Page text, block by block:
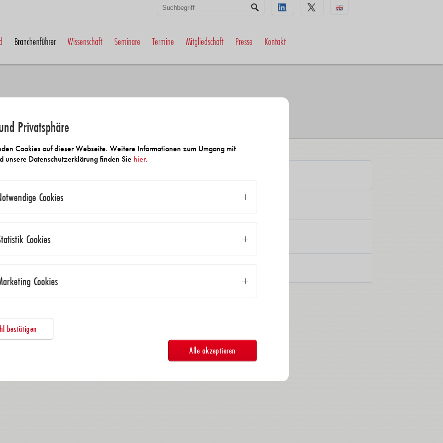
Branchenführer Wissenschaft Seminare Termine Mitgliedschaft Presse Kontakt
Anbietersuche
Privatsphäre
Cookies auf dieser Webseite. Weitere Informationen zum Umgang mit
unsere Datenschutzerklärung finden Sie hier.
Cookies
Cookies
Cookies
bestätigen
Alle akzeptieren